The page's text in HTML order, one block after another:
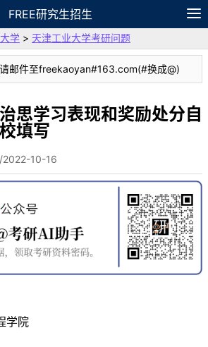
FREE研究生招生
题 APP 笔记
论坛
学 > 天津工业大学考研问题
邮件至freekaoyan#163.com(#换成@)
思学习表现和奖励处分自
填写
2022-10-16
学院